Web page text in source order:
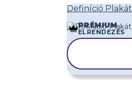
Definíció Plakát
PRÉMIUM
ELRENDEZÉS